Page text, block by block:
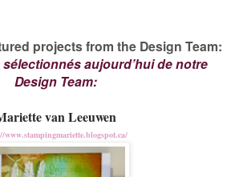
projects from the Design Team:
aujourd’hui de notre
Design Team:
van Leeuwen
www.stampingmariette.blogspot.ca/